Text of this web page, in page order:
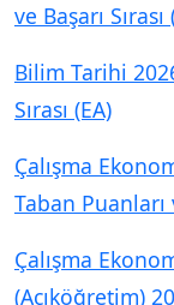
ve Başarı Sırası
Bilim Tarihi
Sırası (EA)
Çalışma
Taban Puanları
Çalışma
(Açıköğretim)